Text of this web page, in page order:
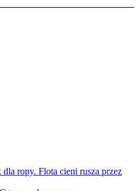
dla ropy. Flota cieni rusza przez